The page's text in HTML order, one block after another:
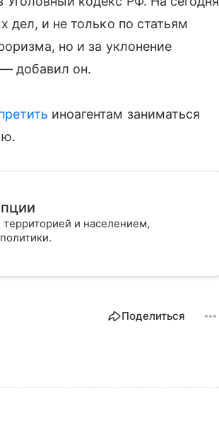
дел, и не только по статьям
но и за уклонение
добавил он.
иноагентам заниматься
территорией и населением,
Поделиться